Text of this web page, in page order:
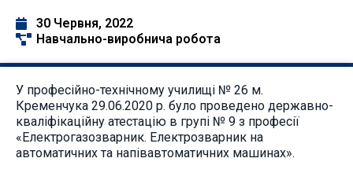
30 Червня, 2022
Навчально-виробнича робота
У професійно-технічному училищі № 26 м.
Кременчука 29.06.2020 р. було проведено державно-
кваліфікаційну атестацію в групі № 9 з професії
«Електрогазозварник. Електрозварник на
автоматичних та напівавтоматичних машинах».